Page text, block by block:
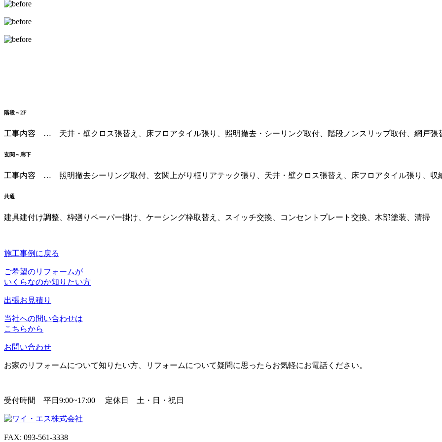
階段～2F
工事内容 … 天井・壁クロス張替え、床フロアタイル張り、照明撤去・シーリング取付、階段ノンスリップ取付、網戸張
玄関～廊下
工事内容 … 照明撤去シーリング取付、玄関上がり框リアテック張り、天井・壁クロス張替え、床フロアタイル張り、収
共通
建具建付け調整、枠廻りペーパー掛け、ケーシング枠取替え、スイッチ交換、コンセントプレート交換、木部塗装、清掃
施工事例に戻る
ご希望のリフォームが
いくらなのか知りたい方
出張お見積り
当社への問い合わせは
こちらから
お問い合わせ
お家のリフォームについて知りたい方、リフォームについて疑問に思ったらお気軽にお電話ください。
受付時間 平日9:00~17:00 定休日 土・日・祝日
FAX: 093-561-3338